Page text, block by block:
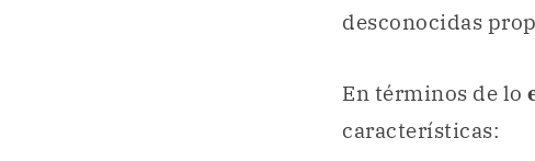
desconocidas
En términos de lo
características: